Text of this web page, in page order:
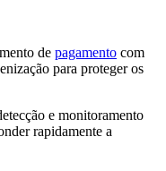
de pagamento com
para proteger os
e monitoramento
rapidamente a